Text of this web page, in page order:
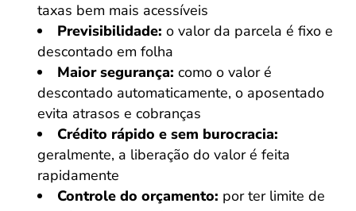
taxas bem mais acessíveis
Previsibilidade: o valor da parcela é fixo e
descontado em folha
Maior segurança: como o valor é
descontado automaticamente, o aposentado
evita atrasos e cobranças
Crédito rápido e sem burocracia:
geralmente, a liberação do valor é feita
rapidamente
Controle do orçamento: por ter limite de